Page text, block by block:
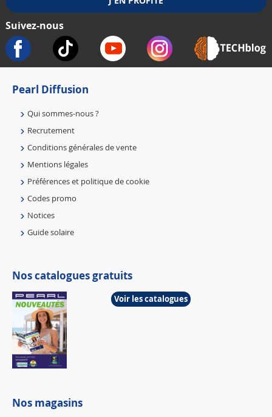
Suivez-nous
Pearl Diffusion
Qui sommes-nous ?
Recrutement
Conditions générales de vente
Mentions légales
Préférences et politique de cookie
Codes promo
Notices
Guide solaire
Nos catalogues gratuits
Voir les catalogues
Nos magasins